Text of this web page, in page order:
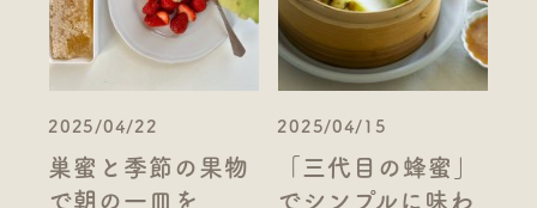
2025/04/22
巣蜜と季節の果物
で朝の一皿を
2025/04/15
「三代目の蜂蜜」
でシンプルに味わ